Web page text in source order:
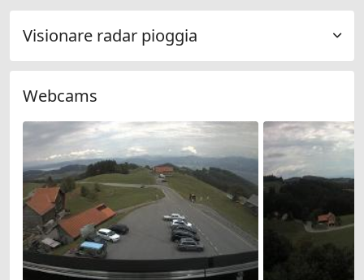
Visionare radar pioggia
Webcams